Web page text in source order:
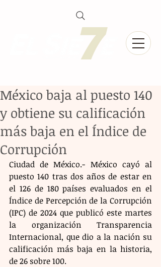
México baja al puesto 140
y obtiene su calificación
más baja en el Índice de
Corrupción
Ciudad de México.- México cayó al
puesto 140 tras dos años de estar en
el 126 de 180 países evaluados en el
Índice de Percepción de la Corrupción
(IPC) de 2024 que publicó este martes
la organización Transparencia
Internacional, que dio a la nación su
calificación más baja en la historia,
de 26 sobre 100.